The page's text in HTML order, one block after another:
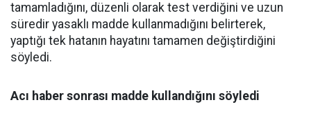
tamamladığını, düzenli olarak test verdiğini ve uzun
süredir yasaklı madde kullanmadığını belirterek,
yaptığı tek hatanın hayatını tamamen değiştirdiğini
söyledi.
Acı haber sonrası madde kullandığını söyledi